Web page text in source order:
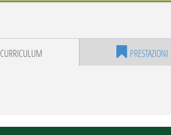
CURRICULUM PRESTAZIONI